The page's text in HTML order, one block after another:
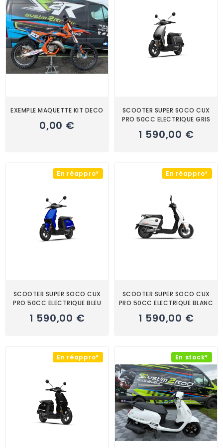
EXEMPLE MAQUETTE KIT DECO
0,00 €
SCOOTER SUPER SOCO CUX
PRO 50CC ELECTRIQUE GRIS
1 590,00 €
En réappro*
SCOOTER SUPER SOCO CUX
PRO 50CC ELECTRIQUE BLEU
1 590,00 €
En réappro*
SCOOTER SUPER SOCO CUX
PRO 50CC ELECTRIQUE BLANC
1 590,00 €
En réappro* En stock*